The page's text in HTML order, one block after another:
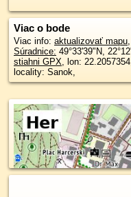
Viac o bode
Viac info: aktualizovať mapu
Súradnice: 49°33'39"N
stiahni GPX , lon:
locality: Sanok,